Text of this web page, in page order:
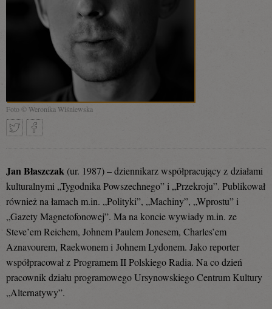
Foto © Weronika Wiśniewska
się
na
Jan Błaszczak (ur. 1987) – dziennikarz współpracujący z działami
kulturalnymi „Tygodnika Powszechnego” i „Przekroju”. Publikował
również na łamach m.in. „Polityki”, „Machiny”, „Wprostu” i
„Gazety Magnetofonowej”. Ma na koncie wywiady m.in. ze
Steve’em Reichem, Johnem Paulem Jonesem, Charles’em
Aznavourem, Raekwonem i Johnem Lydonem. Jako reporter
współpracował z Programem II Polskiego Radia. Na co dzień
pracownik działu programowego Ursynowskiego Centrum Kultury
„Alternatywy”.